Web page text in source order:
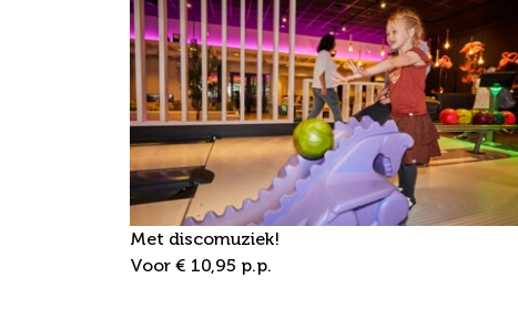
Met discomuziek!
Voor € 10,95 p.p.